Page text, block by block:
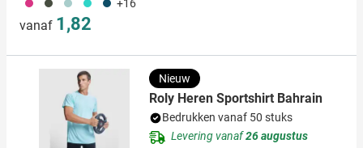
+16
vanaf 1,82
Nieuw
Roly Heren Sportshirt Bahrain
Bedrukken vanaf 50 stuks
Levering vanaf26 augustus